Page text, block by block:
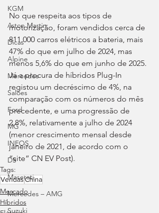
KGM
Aston Martin
Dicas
Alpine
Mercedes
Salões
Ford
MG
INEOS
DS
Maserati
Mercedes – AMG
Suzuki
No que respeita aos tipos de
motorização, foram vendidos cerca de
811.000 carros elétricos a bateria, mais
47% do que em julho de 2024, mas
menos 5,6% do que em junho de 2025.
Já a procura de híbridos Plug-In
registou um decréscimo de 4%, na
comparação com os números do mês
precedente, e uma progressão de
2,8%, relativamente a julho de 2024
(menor crescimento mensal desde
janeiro de 2021, de acordo com o
“site” CN EV Post).
Tags:
VendasChina
Mercado
Híbridos